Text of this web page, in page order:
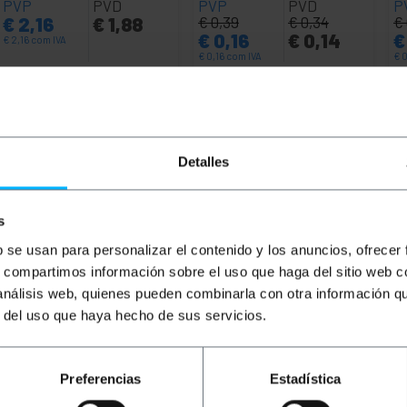
Detalles
usan para personalizar el contenido y los anuncios,
información sobre el uso que haga del sitio web
web, quienes pueden combinarla con otra información
uso que haya hecho de sus servicios.
Preferencias Estadística
PVP
€ 2,16
€ 2,16 com IVA
PVD
€ 1,88
PVP
€0,39
€ 0,16
€ 0,16 com IVA
PVD
€0,34
€ 0,14
€
€
€
4 pinos para quem precisa de um conversor de
de alimentação MOLEX de 4 pinos,
este tipo de conector. O adaptador é uma maneira